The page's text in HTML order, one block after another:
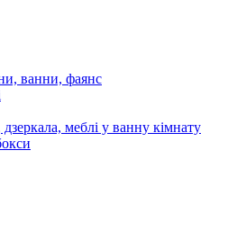
ванни, фаянс
меблі у ванну кімнату